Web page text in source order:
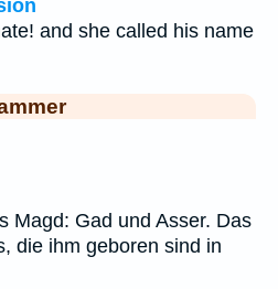
and she called his name
Magd: Gad und Asser. Das
die ihm geboren sind in